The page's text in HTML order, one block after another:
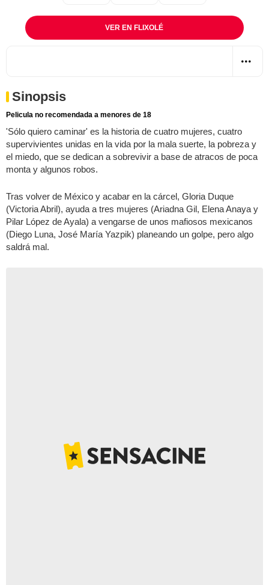
VER EN FLIXOLÉ
Sinopsis
Pelicula no recomendada a menores de 18
'Sólo quiero caminar' es la historia de cuatro mujeres, cuatro
supervivientes unidas en la vida por la mala suerte, la pobreza y
el miedo, que se dedican a sobrevivir a base de atracos de poca
monta y algunos robos.
Tras volver de México y acabar en la cárcel, Gloria Duque
(Victoria Abril), ayuda a tres mujeres (Ariadna Gil, Elena Anaya y
Pilar López de Ayala) a vengarse de unos mafiosos mexicanos
(Diego Luna, José María Yazpik) planeando un golpe, pero algo
saldrá mal.